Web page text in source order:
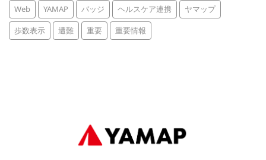
Web YAMAP バッジ ヘルスケア連携
ヤマップ
歩数表示
遭難 重要 重要情報